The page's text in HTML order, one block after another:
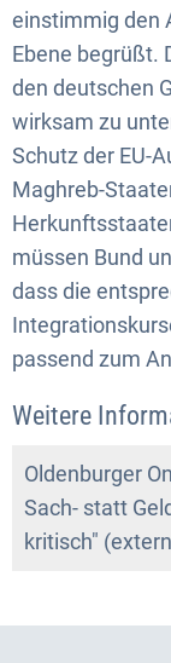
einstimmig den
Ebene begrüßt.
den deutschen
wirksam zu
Schutz der EU-
Maghreb-
müssen Bund
dass die
passend zum
Weitere
Oldenburger
Sach- statt
kritisch"